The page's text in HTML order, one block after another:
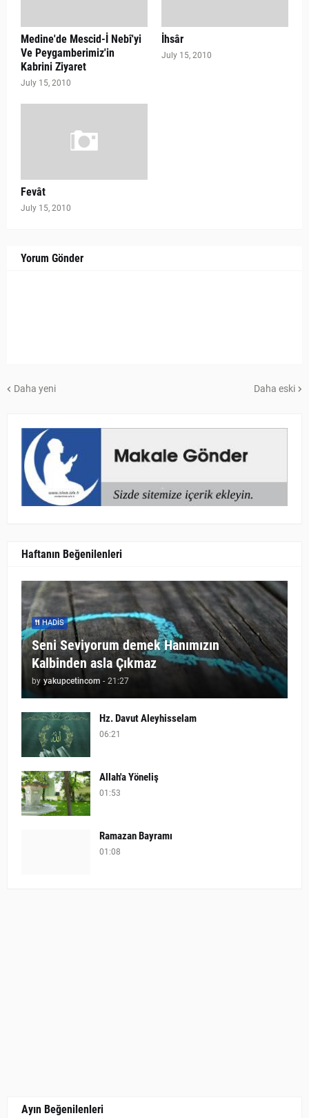
Medine'de Mescid-İ Nebî'yi
Ve Peygamberimiz'in
Kabrini Ziyaret
July 15, 2010
İhsâr
July 15, 2010
Fevât
July 15, 2010
Yorum Gönder
Daha yeni Daha eski
Haftanın Beğenilenleri
HADIS
Seni Seviyorum demek Hanımızın
Kalbinden asla Çıkmaz
by yakupcetincom - 21:27
Hz. Davut Aleyhisselam
06:21
Allah'a Yöneliş
01:53
Ramazan Bayramı
01:08
Ayın Beğenilenleri